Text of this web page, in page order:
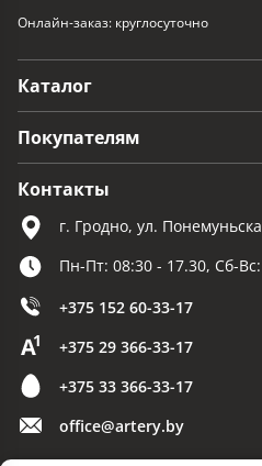
Онлайн-заказ: круглосуточно
Каталог
Покупателям
Контакты
г. Гродно, ул.
Пн-Пт: 08:30 - 17.30, Сб-
+375 152 60-33-17
+375 29 366-33-17
+375 33 366-33-17
office@artery.by